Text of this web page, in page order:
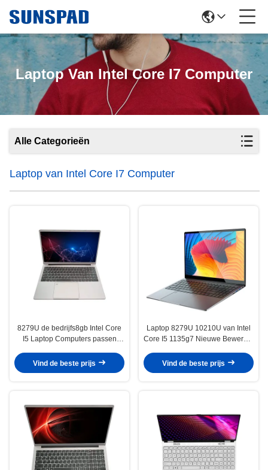
Laptop Van Intel Core I7 Computer
Alle Categorieën
Laptop van Intel Core I7 Computer
8279U de bedrijfs8gb Intel Core
I5 Laptop Computers passen
Vind de beste prijs
Laptop 8279U 10210U van Intel
Core I5 1135g7 Nieuwe Bewerker
Notitieboekjelaptop van de
Vierlingkern
Vind de beste prijs